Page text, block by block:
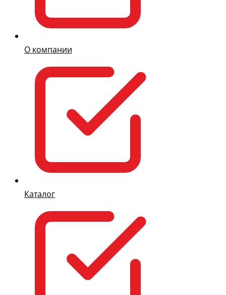
О компании
Каталог